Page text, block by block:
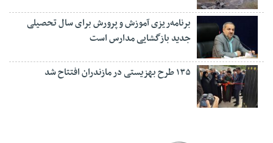
برنامه‌ریزی آموزش و پرورش برای سال تحصیلی
جدید بازگشایی مدارس است
۱۳۵ طرح بهزیستی در مازندران افتتاح شد